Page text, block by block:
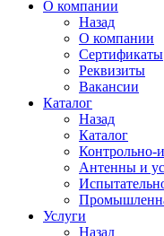
О компании
Назад
О компании
Сертификаты
Реквизиты
Вакансии
Каталог
Назад
Каталог
Контрольно-
Антенны и
Услуги
Назад